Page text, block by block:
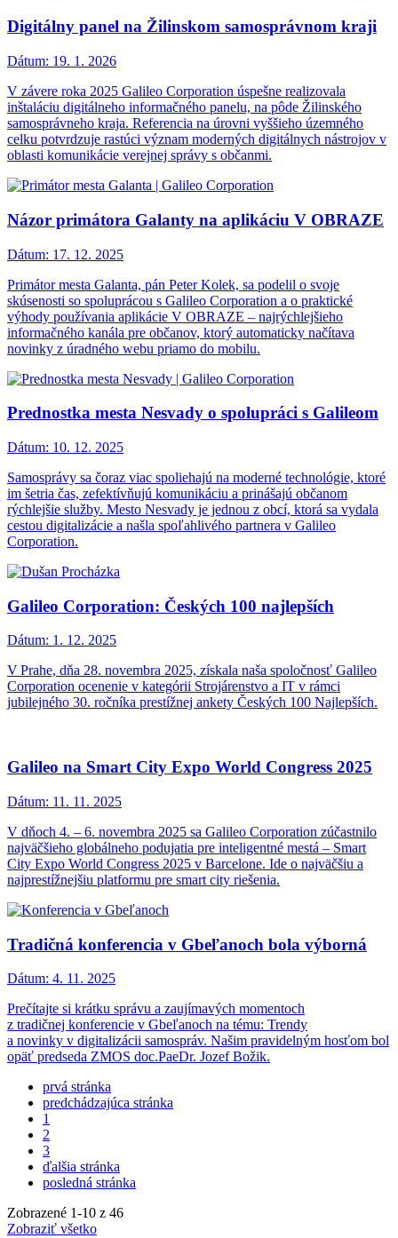
Digitálny panel na Žilinskom samosprávnom kraji
Dátum: 19. 1. 2026
V závere roka 2025 Galileo Corporation úspešne realizovala
inštaláciu digitálneho informačného panelu, na pôde Žilinského
samosprávneho kraja. Referencia na úrovni vyššieho územného
celku potvrdzuje rastúci význam moderných digitálnych nástrojov v
oblasti komunikácie verejnej správy s občanmi.
Názor primátora Galanty na aplikáciu V OBRAZE
Dátum: 17. 12. 2025
Primátor mesta Galanta, pán Peter Kolek, sa podelil o svoje
skúsenosti so spoluprácou s Galileo Corporation a o praktické
výhody používania aplikácie V OBRAZE – najrýchlejšieho
informačného kanála pre občanov, ktorý automaticky načítava
novinky z úradného webu priamo do mobilu.
Prednostka mesta Nesvady o spolupráci s Galileom
Dátum: 10. 12. 2025
Samosprávy sa čoraz viac spoliehajú na moderné technológie, ktoré
im šetria čas, zefektívňujú komunikáciu a prinášajú občanom
rýchlejšie služby. Mesto Nesvady je jednou z obcí, ktorá sa vydala
cestou digitalizácie a našla spoľahlivého partnera v Galileo
Corporation.
Galileo Corporation: Českých 100 najlepších
Dátum: 1. 12. 2025
V Prahe, dňa 28. novembra 2025, získala naša spoločnosť Galileo
Corporation ocenenie v kategórii Strojárenstvo a IT v rámci
jubilejného 30. ročníka prestížnej ankety Českých 100 Najlepších.
Galileo na Smart City Expo World Congress 2025
Dátum: 11. 11. 2025
V dňoch 4. – 6. novembra 2025 sa Galileo Corporation zúčastnilo
najväčšieho globálneho podujatia pre inteligentné mestá – Smart
City Expo World Congress 2025 v Barcelone. Ide o najväčšiu a
najprestížnejšiu platformu pre smart city riešenia.
Tradičná konferencia v Gbeľanoch bola výborná
Dátum: 4. 11. 2025
Prečítajte si krátku správu a zaujímavých momentoch
z tradičnej konferencie v Gbeľanoch na tému: Trendy
a novinky v digitalizácii samospráv. Našim pravidelným hosťom bol
opäť predseda ZMOS doc.PaeDr. Jozef Božik.
prvá stránka
predchádzajúca stránka
1
2
3
ďalšia stránka
posledná stránka
Zobrazené 1-10 z 46
Zobraziť všetko